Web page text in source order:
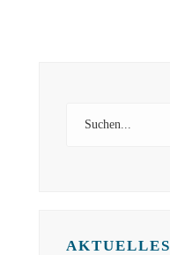
AKTUELLES